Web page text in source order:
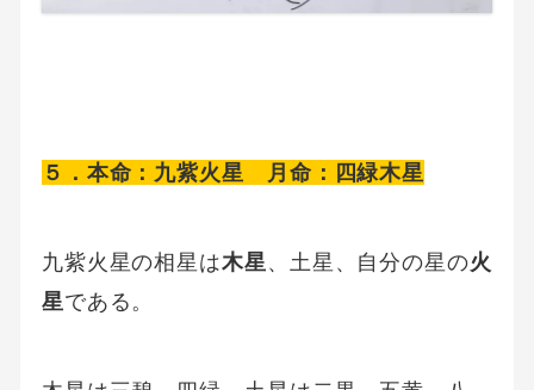
５．本命：九紫火星 月命：四緑木星
九紫火星の相星は木星、土星、自分の星の火
星である。